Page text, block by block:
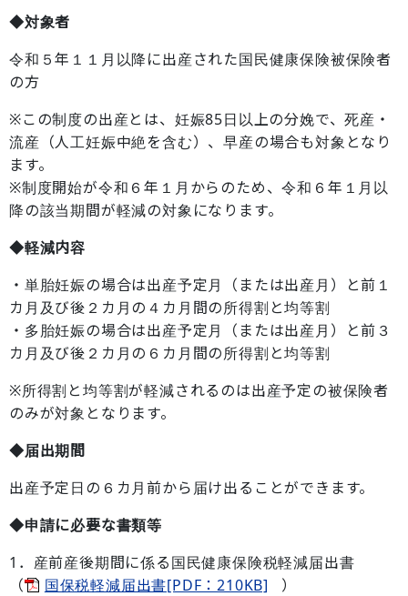
◆対象者
令和５年１１月以降に出産された国民健康保険被保険者
の方
※この制度の出産とは、妊娠85日以上の分娩で、死産・
流産（人工妊娠中絶を含む）、早産の場合も対象となり
ます。
※制度開始が令和６年１月からのため、令和６年１月以
降の該当期間が軽減の対象になります。
◆軽減内容
・単胎妊娠の場合は出産予定月（または出産月）と前１
カ月及び後２カ月の４カ月間の所得割と均等割
・多胎妊娠の場合は出産予定月（または出産月）と前３
カ月及び後２カ月の６カ月間の所得割と均等割
※所得割と均等割が軽減されるのは出産予定の被保険者
のみが対象となります。
◆届出期間
出産予定日の６カ月前から届け出ることができます。
◆申請に必要な書類等
1．産前産後期間に係る国民健康保険税軽減届出書
（
国保税軽減届出書[PDF：210KB] ）